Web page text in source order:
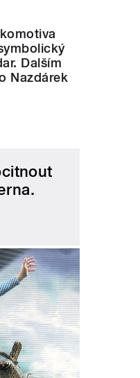
Dalším
Nazdárek